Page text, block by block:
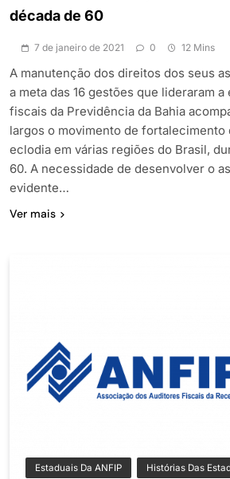
década de 60
7 de janeiro de 2021 0 12 Mins
A manutenção dos direitos dos seus
a meta das 16 gestões que lideraram a
fiscais da Previdência da Bahia
largos o movimento de fortalecimento
eclodia em várias regiões do Brasil,
60. A necessidade de desenvolver o
evidente…
Ver mais
Estaduais Da ANFIP Histórias Das